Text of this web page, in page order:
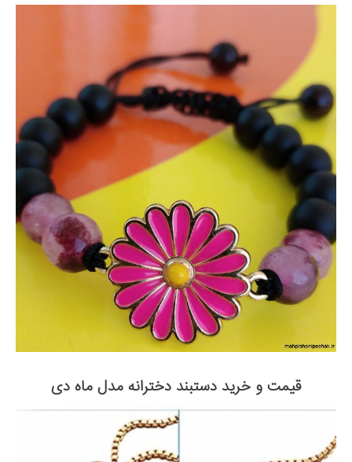
قیمت و خرید دستبند دخترانه مدل ماه دی